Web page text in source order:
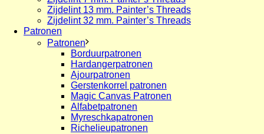
Zijdelint 13 mm. Painter’s Threads
Zijdelint 32 mm. Painter’s Threads
Patronen
Patronen
Borduurpatronen
Hardangerpatronen
Ajourpatronen
Gerstenkorrel patronen
Magic Canvas Patronen
Alfabetpatronen
Myreschkapatronen
Richelieupatronen